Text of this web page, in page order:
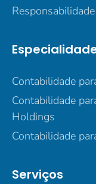
Contabilidade
Contabilidade
Holdings
Contabilidade
Serviços